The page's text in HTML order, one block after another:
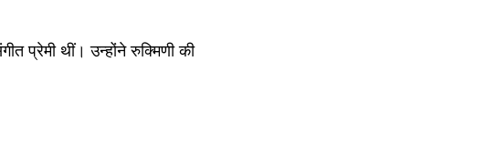
प्रेमी थीं। उन्होंने रुक्मिणी की